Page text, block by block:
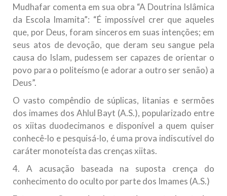
Mudhafar comenta em sua obra “A Doutrina Islâmica
da Escola Imamita”: “É impossível crer que aqueles
que, por Deus, foram sinceros em suas intenções; em
seus atos de devoção, que deram seu sangue pela
causa do Islam, pudessem ser capazes de orientar o
povo para o politeísmo (e adorar a outro ser senão) a
Deus”.
O vasto compêndio de súplicas, litanias e sermões
dos imames dos Ahlul Bayt (A.S.), popularizado entre
os xiitas duodecimanos e disponível a quem quiser
conhecê-lo e pesquisá-lo, é uma prova indiscutível do
caráter monoteísta das crenças xiitas.
4. A acusação baseada na suposta crença do
conhecimento do oculto por parte dos Imames (A.S.)